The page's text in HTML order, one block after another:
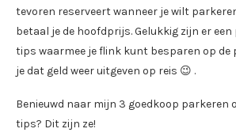
tevoren reserveert wanneer je wilt
betaal je de hoofdprijs. Gelukkig zijn er
tips waarmee je flink kunt besparen op de
je dat geld weer uitgeven op reis 😉 .
Benieuwd naar mijn 3 goedkoop parkeren
tips? Dit zijn ze!